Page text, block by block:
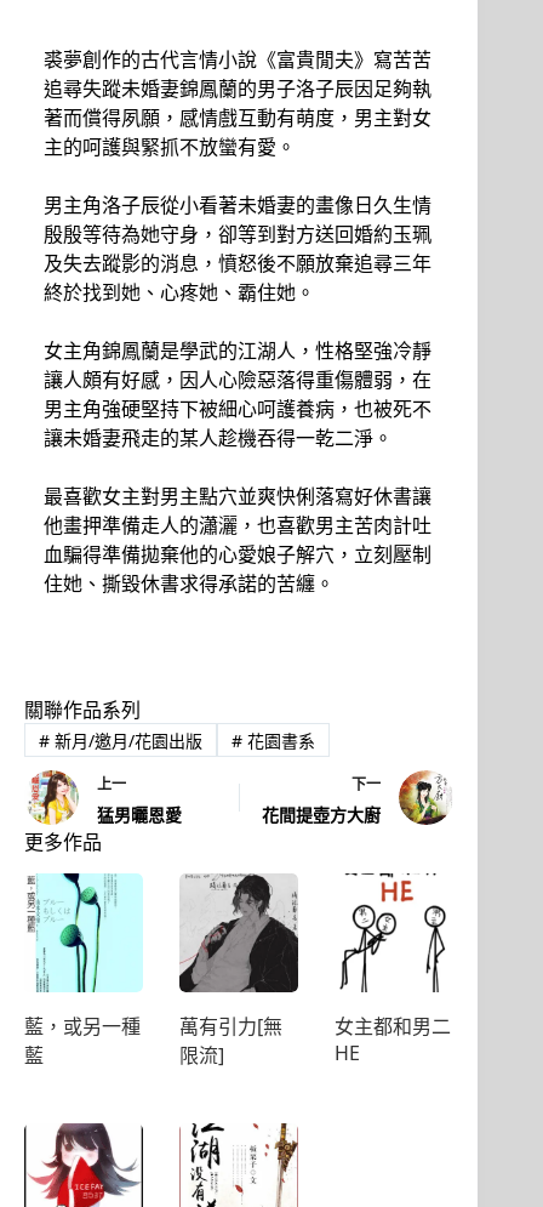
裘夢創作的古代言情小說《富貴閒夫》寫苦苦
追尋失蹤未婚妻錦鳳蘭的男子洛子辰因足夠執
著而償得夙願，感情戲互動有萌度，男主對女
主的呵護與緊抓不放蠻有愛。
男主角洛子辰從小看著未婚妻的畫像日久生情
殷殷等待為她守身，卻等到對方送回婚約玉珮
及失去蹤影的消息，憤怒後不願放棄追尋三年
終於找到她、心疼她、霸住她。
女主角錦鳳蘭是學武的江湖人，性格堅強冷靜
讓人頗有好感，因人心險惡落得重傷體弱，在
男主角強硬堅持下被細心呵護養病，也被死不
讓未婚妻飛走的某人趁機吞得一乾二淨。
最喜歡女主對男主點穴並爽快俐落寫好休書讓
他畫押準備走人的瀟灑，也喜歡男主苦肉計吐
血騙得準備拋棄他的心愛娘子解穴，立刻壓制
住她、撕毀休書求得承諾的苦纏。
關聯作品系列
#新月/邀月/花園出版 #花園書系
上一
猛男曬恩愛
下一
花間提壺方大廚
更多作品
藍，或另一種
藍
萬有引力[無
限流]
女主都和男二
HE